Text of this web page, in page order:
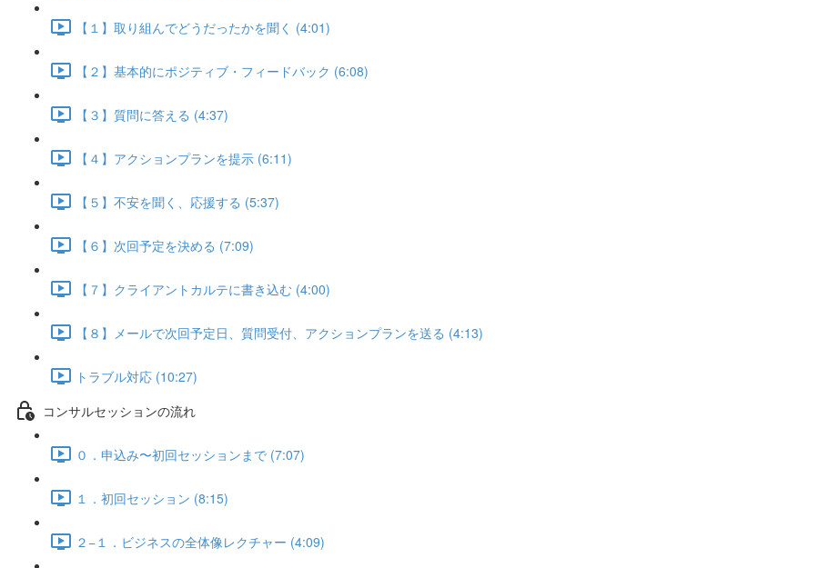
【１】取り組んでどうだったかを聞く (4:01)
【２】基本的にポジティブ・フィードバック (6:08)
【３】質問に答える (4:37)
【４】アクションプランを提示 (6:11)
【５】不安を聞く、応援する (5:37)
【６】次回予定を決める (7:09)
【７】クライアントカルテに書き込む (4:00)
【８】メールで次回予定日、質問受付、アクションプランを送る (4:13)
トラブル対応 (10:27)
コンサルセッションの流れ
０．申込み〜初回セッションまで (7:07)
１．初回セッション (8:15)
２−１．ビジネスの全体像レクチャー (4:09)